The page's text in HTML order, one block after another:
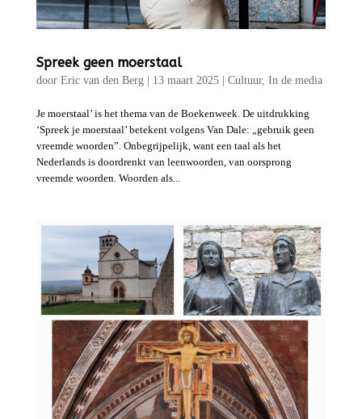
Spreek geen moerstaal
door Eric van den Berg| 13 maart 2025| Cultuur, In de media
Je moerstaal’ is het thema van de Boekenweek. De uitdrukking
‘Spreek je moerstaal’ betekent volgens Van Dale: „gebruik geen
vreemde woorden”. Onbegrijpelijk, want een taal als het
Nederlands is doordrenkt van leenwoorden, van oorsprong
vreemde woorden. Woorden als...